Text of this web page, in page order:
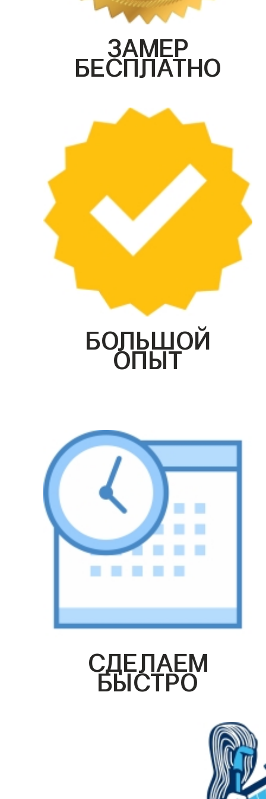
ЗАМЕР
БЕСПЛАТНО
БОЛЬШОЙ
ОПЫТ
СДЕЛАЕМ
БЫСТРО